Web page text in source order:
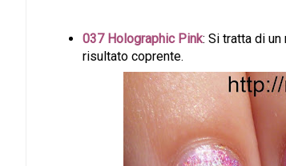
037 Holographic Pink: Si tratta di
risultato coprente.